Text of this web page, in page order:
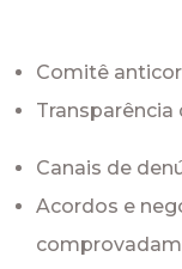
Comitê
Transparência
Canais de
Acordos e